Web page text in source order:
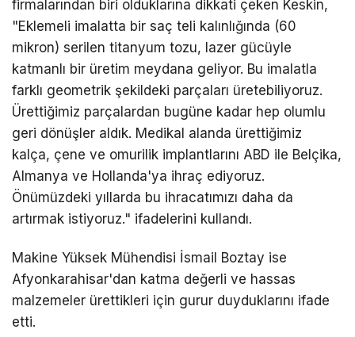
firmalarından biri olduklarına dikkati çeken Keskin,
"Eklemeli imalatta bir saç teli kalınlığında (60
mikron) serilen titanyum tozu, lazer gücüyle
katmanlı bir üretim meydana geliyor. Bu imalatla
farklı geometrik şekildeki parçaları üretebiliyoruz.
Ürettiğimiz parçalardan bugüne kadar hep olumlu
geri dönüşler aldık. Medikal alanda ürettiğimiz
kalça, çene ve omurilik implantlarını ABD ile Belçika,
Almanya ve Hollanda'ya ihraç ediyoruz.
Önümüzdeki yıllarda bu ihracatımızı daha da
artırmak istiyoruz." ifadelerini kullandı.
Makine Yüksek Mühendisi İsmail Boztay ise
Afyonkarahisar'dan katma değerli ve hassas
malzemeler ürettikleri için gurur duyduklarını ifade
etti.